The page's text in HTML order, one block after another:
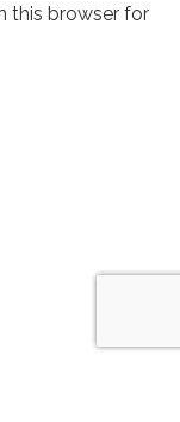
this browser for